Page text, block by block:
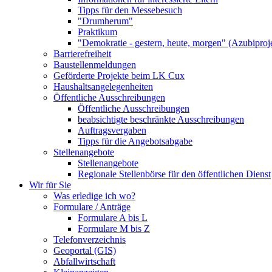
Tipps für den Messebesuch
"Drumherum"
Praktikum
"Demokratie - gestern, heute, morgen"
Barrierefreiheit
Baustellenmeldungen
Geförderte Projekte beim LK Cux
Haushaltsangelegenheiten
Öffentliche Ausschreibungen
Öffentliche Ausschreibungen
beabsichtigte beschränkte Ausschreibungen
Auftragsvergaben
Tipps für die Angebotsabgabe
Stellenangebote
Stellenangebote
Regionale Stellenbörse für den öffentlichen Dienst
Wir für Sie
Was erledige ich wo?
Formulare / Anträge
Formulare A bis L
Formulare M bis Z
Telefonverzeichnis
Geoportal (GIS)
Abfallwirtschaft